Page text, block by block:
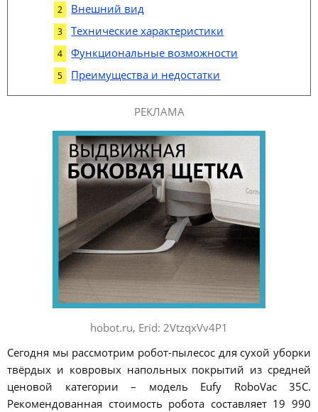
Внешний вид
Технические характеристики
Функциональные возможности
Преимущества и недостатки
РЕКЛАМА
hobot.ru, Erid: 2VtzqxVv4P1
Сегодня мы рассмотрим робот-пылесос для сухой уборки
твёрдых и ковровых напольных покрытий из средней
ценовой категории – модель Eufy RoboVac 35C.
Рекомендованная стоимость робота составляет 19 990